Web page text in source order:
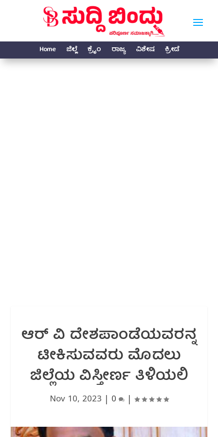
Home ಜಿಲ್ಲೆ ಕ್ರೈಂ ರಾಜ್ಯ ವಿಶೇಷ ಕ್ರೀಡೆ
ಆರ್ ವಿ ದೇಶಪಾಂಡೆಯವರನ್ನ
ಟೀಕಿಸುವವರು ಮೊದಲು
ಜಿಲ್ಲೆಯ ವಿಸ್ತೀರ್ಣ ತಿಳಿಯಲಿ
Nov 10, 2023 0